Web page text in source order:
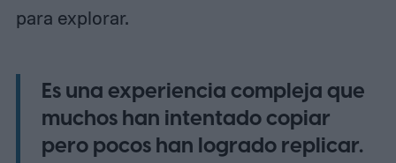
para explorar.
Es una experiencia compleja que
muchos han intentado copiar
pero pocos han logrado replicar.